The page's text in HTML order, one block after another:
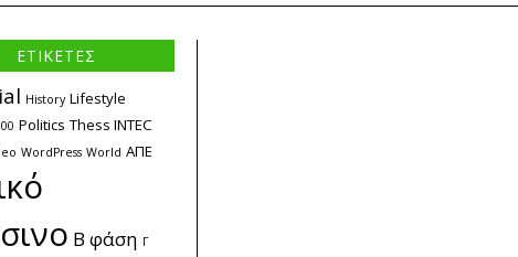
ΕΤΙΚΕΤΕΣ
History Lifestyle
Politics Thess INTEC
WordPress World ΑΠΕ
Β φάση Γ